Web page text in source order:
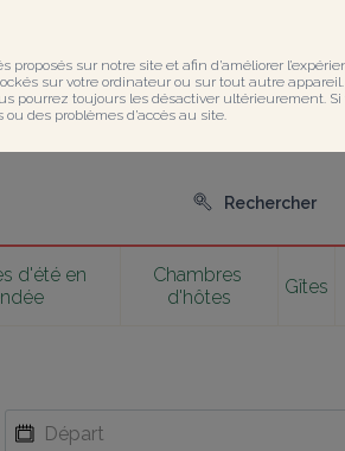
sur notre site et afin d’améliorer
sur votre ordinateur ou sur tout autre appareil.
pourrez toujours les désactiver ultérieurement.
des problèmes d’accès au site.
Rechercher
d'été en
Chambres
d'hôtes
Gîtes